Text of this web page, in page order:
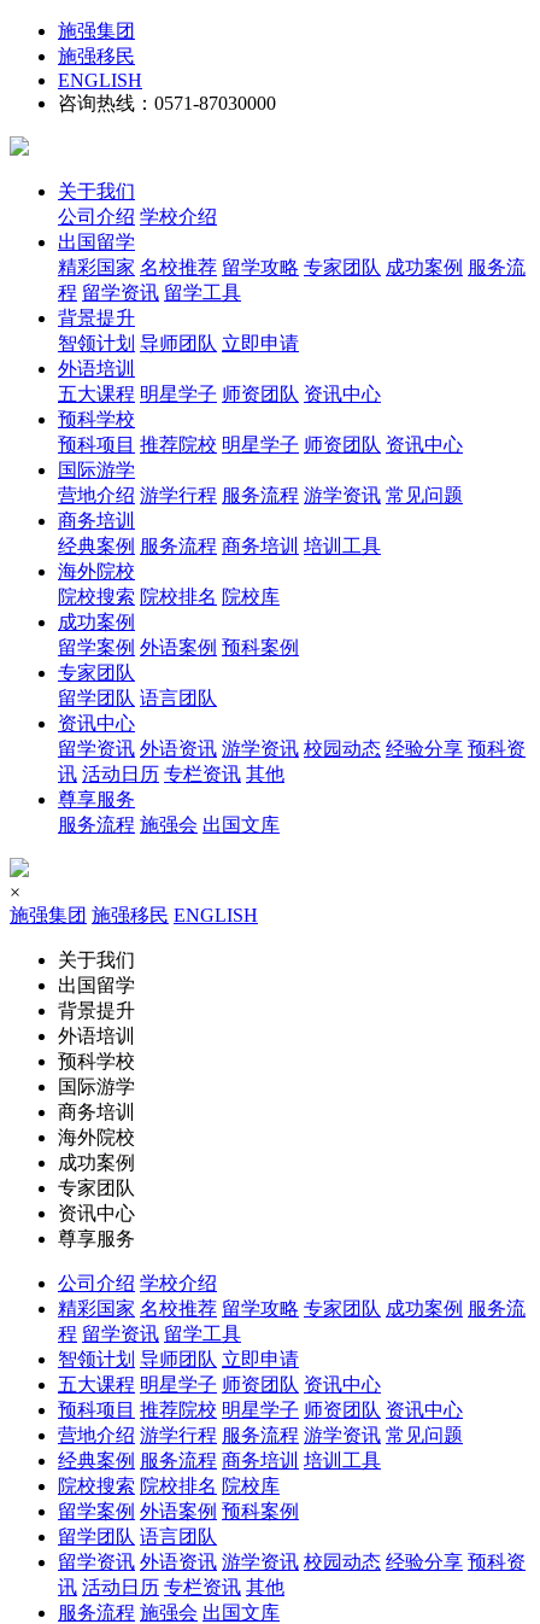
施强集团
施强移民
ENGLISH
咨询热线：0571-87030000
关于我们
公司介绍 学校介绍
出国留学
精彩国家 名校推荐 留学攻略 专家团队 成功案例 服务流
程 留学资讯 留学工具
背景提升
智领计划 导师团队 立即申请
外语培训
五大课程 明星学子 师资团队 资讯中心
预科学校
预科项目 推荐院校 明星学子 师资团队 资讯中心
国际游学
营地介绍 游学行程 服务流程 游学资讯 常见问题
商务培训
经典案例 服务流程 商务培训 培训工具
海外院校
院校搜索 院校排名 院校库
成功案例
留学案例 外语案例 预科案例
专家团队
留学团队 语言团队
资讯中心
留学资讯 外语资讯 游学资讯 校园动态 经验分享 预科资
讯 活动日历 专栏资讯 其他
尊享服务
服务流程 施强会 出国文库
×
施强集团 施强移民 ENGLISH
关于我们
出国留学
背景提升
外语培训
预科学校
国际游学
商务培训
海外院校
成功案例
专家团队
资讯中心
尊享服务
公司介绍 学校介绍
精彩国家 名校推荐 留学攻略 专家团队 成功案例 服务流
程 留学资讯 留学工具
智领计划 导师团队 立即申请
五大课程 明星学子 师资团队 资讯中心
预科项目 推荐院校 明星学子 师资团队 资讯中心
营地介绍 游学行程 服务流程 游学资讯 常见问题
经典案例 服务流程 商务培训 培训工具
院校搜索 院校排名 院校库
留学案例 外语案例 预科案例
留学团队 语言团队
留学资讯 外语资讯 游学资讯 校园动态 经验分享 预科资
讯 活动日历 专栏资讯 其他
服务流程 施强会 出国文库